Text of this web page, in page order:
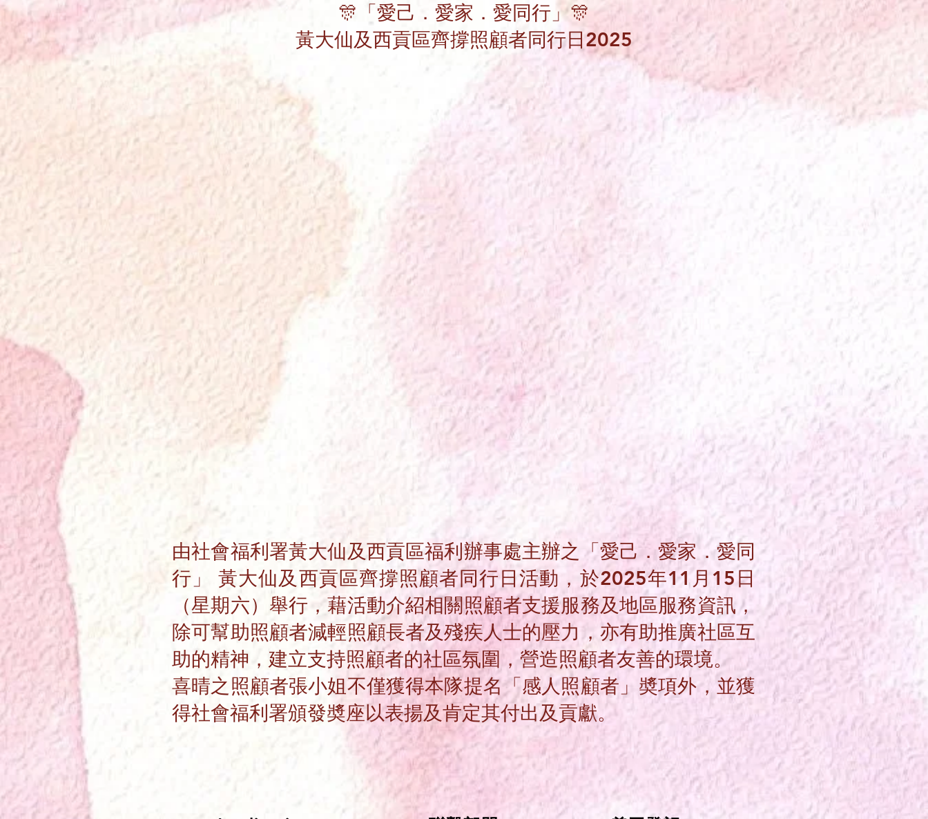
🎊「愛己．愛家．愛同行」🎊
黃大仙及西貢區齊撐照顧者同行日2025
由社會福利署黃大仙及西貢區福利辦事處主辦之「愛己．愛家．愛同
行」 黃大仙及西貢區齊撐照顧者同行日活動，於2025年11月15日
（星期六）舉行，藉活動介紹相關照顧者支援服務及地區服務資訊，
除可幫助照顧者減輕照顧長者及殘疾人士的壓力，亦有助推廣社區互
助的精神，建立支持照顧者的社區氛圍，營造照顧者友善的環境。
喜晴之照顧者張小姐不僅獲得本隊提名「感人照顧者」奬項外，並獲
得社會福利署頒發奬座以表揚及肯定其付出及貢獻。